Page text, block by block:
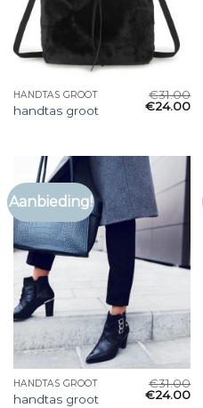
HANDTAS GROOT
handtas groot
€31.00
€24.00
Aanbieding!
HANDTAS GROOT
handtas groot
€31.00
€24.00